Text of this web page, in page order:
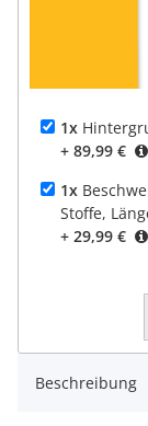
1x
+ 89,99 €
1x
Stoffe,
+ 29,99 €
Beschreibung